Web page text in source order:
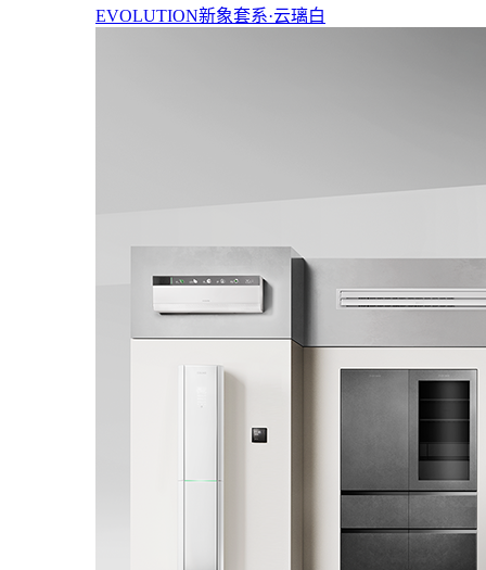
EVOLUTION新象套系·云璃白